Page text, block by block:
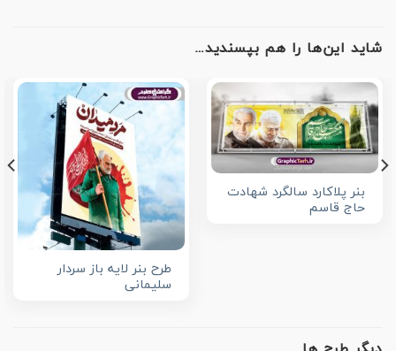
شاید این‌ها را هم بپسندید…
بنر پلاکارد سالگرد شهادت
حاج قاسم
طرح بنر لایه باز سردار
سلیمانی